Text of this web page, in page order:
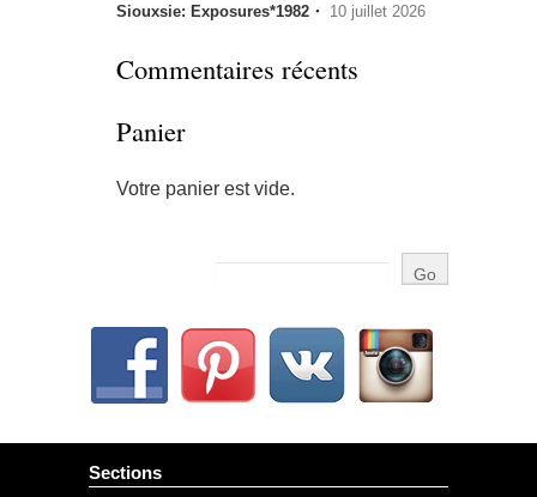
Siouxsie: Exposures*1982・ 10 juillet 2026
Commentaires récents
Panier
Votre panier est vide.
Sections